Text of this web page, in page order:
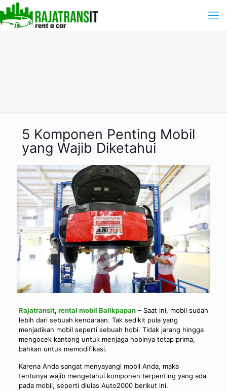
5 Komponen Penting Mobil
yang Wajib Diketahui
Rajatransit, rental mobil Balikpapan– Saat ini, mobil sudah
lebih dari sebuah kendaraan. Tak sedikit pula yang
menjadikan mobil seperti sebuah hobi. Tidak jarang hingga
mengocek kantong untuk menjaga hobinya tetap prima,
bahkan untuk memodifikasi.
Karena Anda sangat menyayangi mobil Anda, maka
tentunya wajib mengetahui komponen terpenting yang ada
pada mobil, seperti diulas Auto2000 berikut ini.